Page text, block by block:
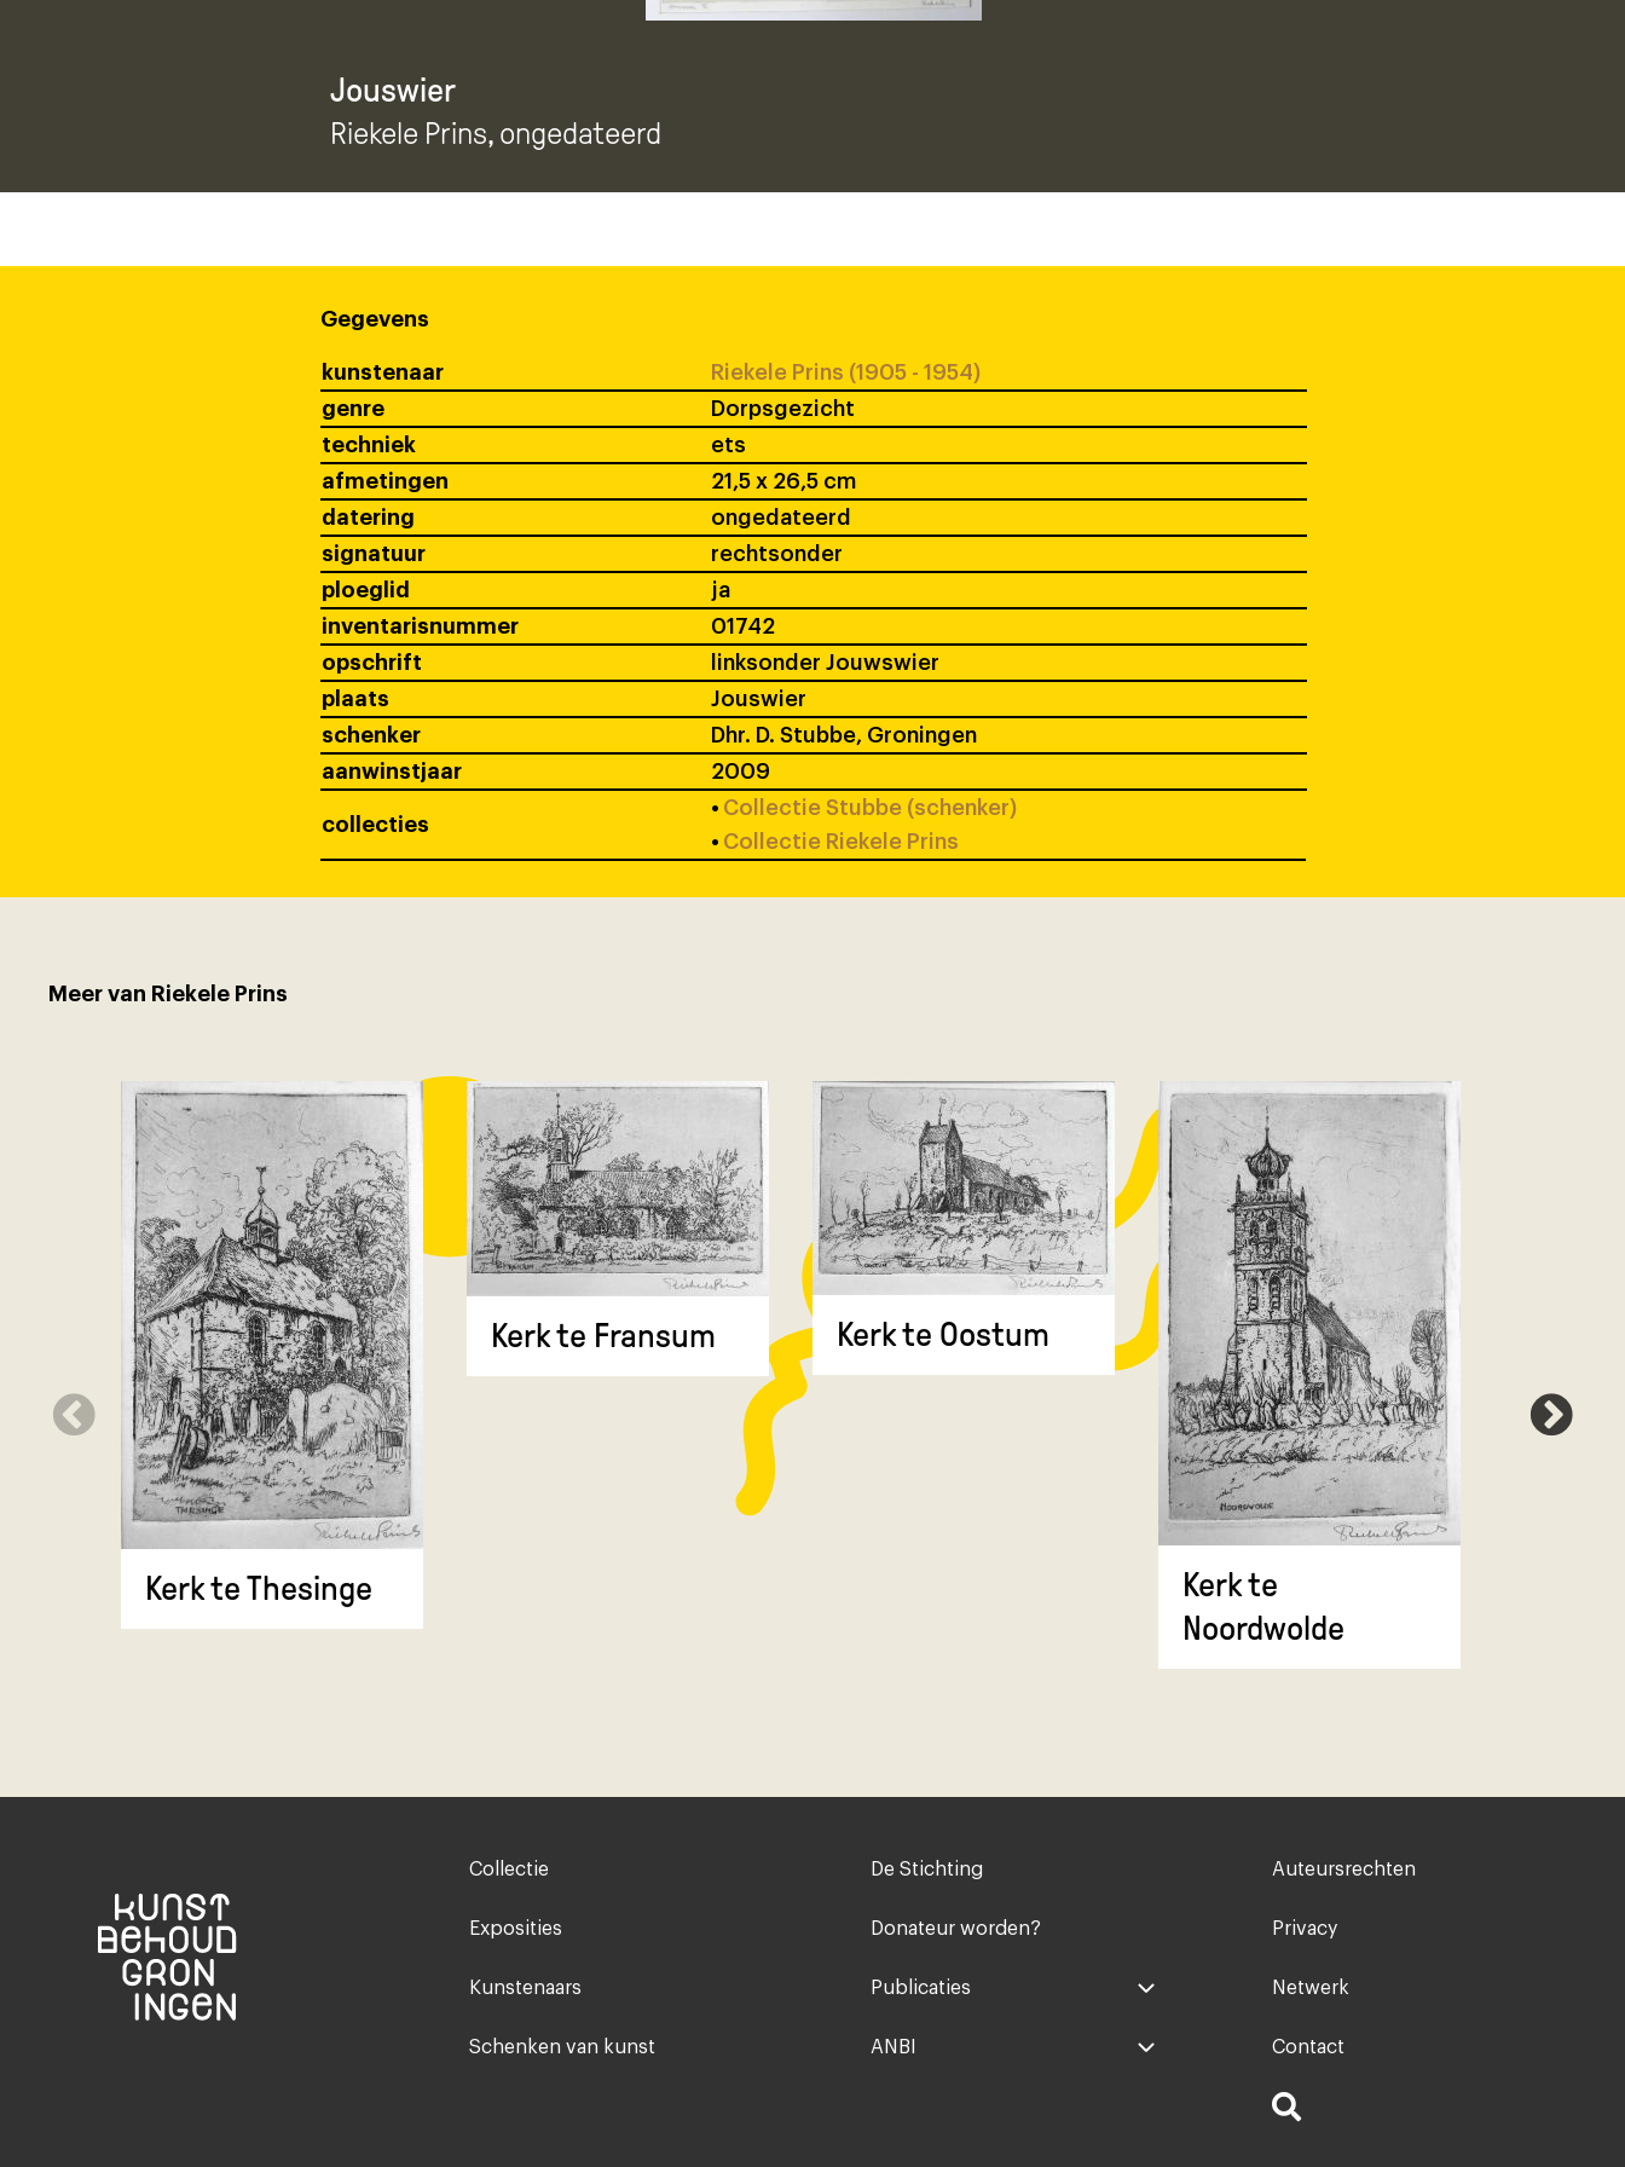
Jouswier
Riekele Prins, ongedateerd
Gegevens
kunstenaar
Riekele Prins (1905 - 1954)
genre
Dorpsgezicht
techniek
ets
afmetingen
21,5 x 26,5 cm
datering
ongedateerd
signatuur
rechtsonder
ploeglid
ja
inventarisnummer
01742
opschrift
linksonder Jouwswier
plaats
Jouswier
schenker
Dhr. D. Stubbe, Groningen
aanwinstjaar
2009
collecties
• Collectie Stubbe (schenker)
• Collectie Riekele Prins
Meer van Riekele Prins
Kerk te Thesinge
Kerk te Fransum Kerk te Oostum
Kerk te
Noordwolde
Footer-
Collectie
Exposities
Kunstenaars
Schenken van kunst
Voet
De Stichting
Donateur worden?
Publicaties
ANBI
Voet
Auteursrechten
Privacy
Netwerk
Contact